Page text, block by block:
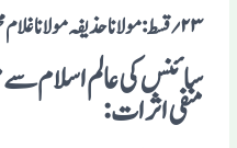
۲۳؍ قسط: مولانا حذیفہ مولانا غلام محمد صاحب وستانوی ؔ
سائنس کی عالم اسلام
منفی اثرات: